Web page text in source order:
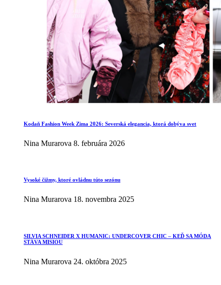
Kodaň Fashion Week Zima 2026: Severská elegancia, ktorá dobýva svet
Nina Murarova 8. februára 2026
Vysoké čižmy, ktoré ovládnu túto sezónu
Nina Murarova 18. novembra 2025
SILVIA SCHNEIDER X HUMANIC: UNDERCOVER CHIC – KEĎ SA MÓDA
STÁVA MISIOU
Nina Murarova 24. októbra 2025